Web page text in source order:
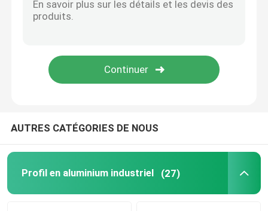
Tube en aluminium d'extrusion
AUTRES CATÉGORIES DE NOUS
Profil en aluminium industriel (27)